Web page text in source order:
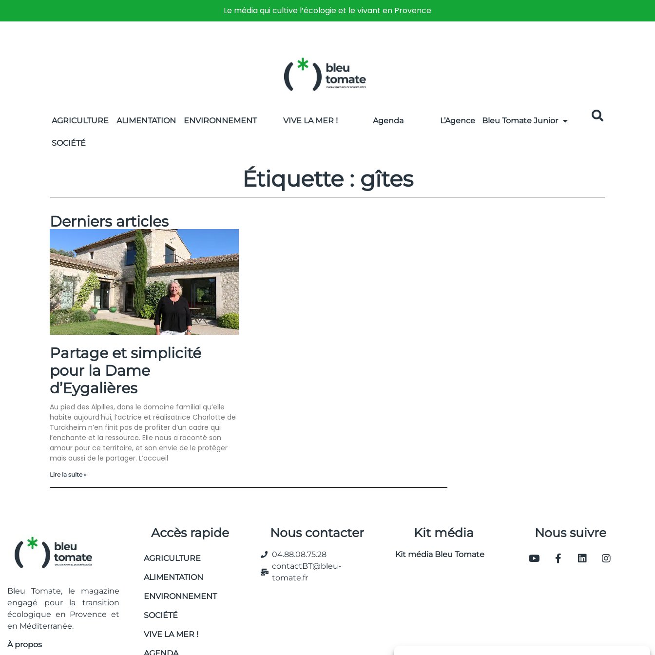
Le média qui cultive l’écologie et le vivant en Provence
AGRICULTURE ALIMENTATION ENVIRONNEMENT
SOCIÉTÉ
VIVE LA MER ! Agenda L’Agence Bleu Tomate Junior
Étiquette : gîtes
Derniers articles
Partage et simplicité
pour la Dame
d’Eygalières
Au pied des Alpilles, dans le domaine familial qu’elle
habite aujourd’hui, l’actrice et réalisatrice Charlotte de
Turckheim n’en finit pas de profiter d’un cadre qui
l’enchante et la ressource. Elle nous a raconté son
amour pour ce territoire, et son envie de le protéger
mais aussi de le partager. L’accueil
Lire la suite »
Bleu Tomate, le magazine
engagé pour la transition
écologique en Provence et
en Méditerranée.
À propos
Accès rapide
AGRICULTURE
ALIMENTATION
ENVIRONNEMENT
SOCIÉTÉ
VIVE LA MER !
Nous contacter
04.88.08.75.28
contactBT@bleu-
tomate.fr
Kit média
Kit média Bleu Tomate
Nous suivre